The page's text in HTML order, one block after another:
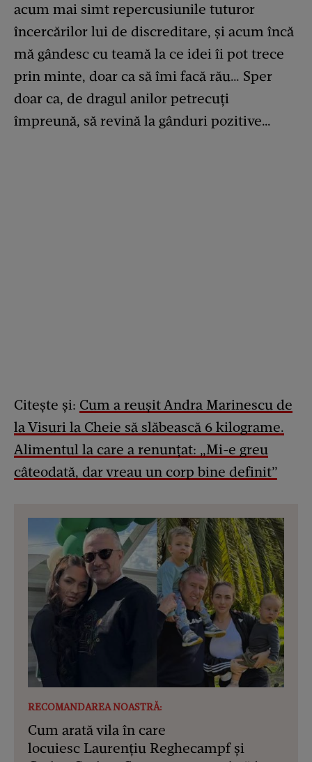
acum mai simt repercusiunile tuturor
încercărilor lui de discreditare, și acum încă
mă gândesc cu teamă la ce idei îi pot trece
prin minte, doar ca să îmi facă rău… Sper
doar ca, de dragul anilor petrecuți
împreună, să revină la gânduri pozitive…
Citește și: Cum a reușit Andra Marinescu de
la Visuri la Cheie să slăbească 6 kilograme.
Alimentul la care a renunțat: „Mi-e greu
câteodată, dar vreau un corp bine definit”
RECOMANDAREA NOASTRĂ:
Cum arată vila în care
locuiesc Laurențiu Reghecampf și